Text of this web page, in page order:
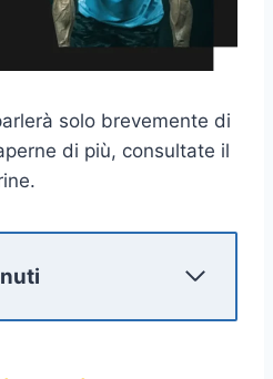
solo brevemente di
di più, consultate il